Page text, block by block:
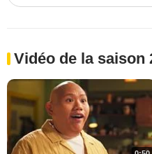
Vidéo de la saison